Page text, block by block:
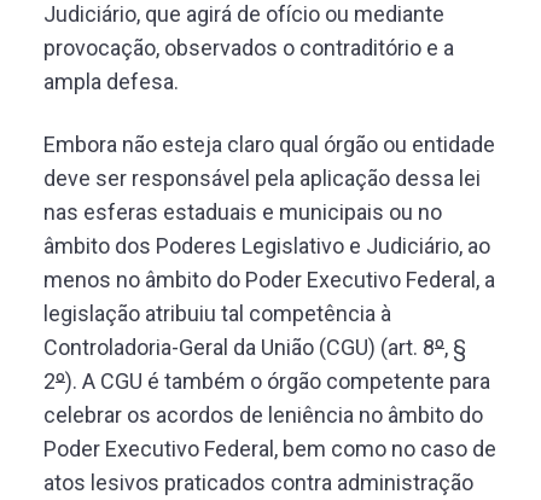
Judiciário, que agirá de ofício ou mediante
provocação, observados o contraditório e a
ampla defesa.
Embora não esteja claro qual órgão ou entidade
deve ser responsável pela aplicação dessa lei
nas esferas estaduais e municipais ou no
âmbito dos Poderes Legislativo e Judiciário, ao
menos no âmbito do Poder Executivo Federal, a
legislação atribuiu tal competência à
Controladoria-Geral da União (CGU) (art. 8º, §
2º). A CGU é também o órgão competente para
celebrar os acordos de leniência no âmbito do
Poder Executivo Federal, bem como no caso de
atos lesivos praticados contra administração